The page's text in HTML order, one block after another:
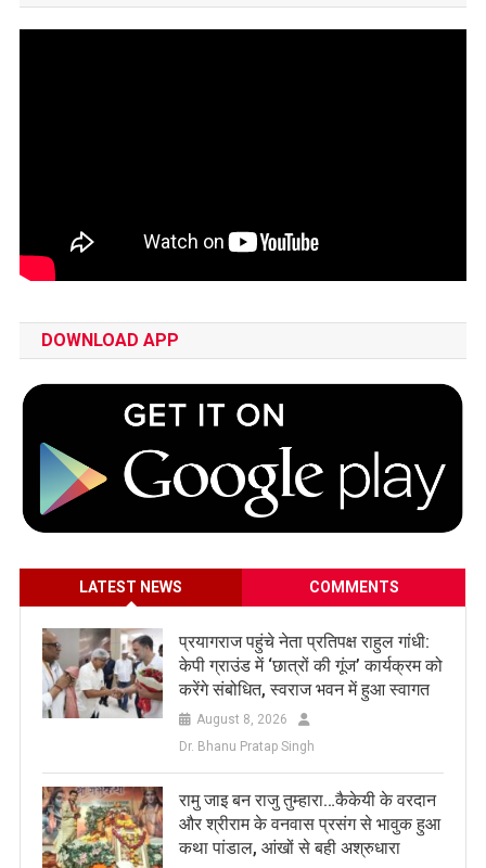
DOWNLOAD APP
LATEST NEWS COMMENTS
प्रयागराज पहुंचे नेता प्रतिपक्ष राहुल गांधी:
केपी ग्राउंड में ‘छात्रों की गूंज’ कार्यक्रम को
करेंगे संबोधित, स्वराज भवन में हुआ स्वागत
August 8, 2026
Dr. Bhanu Pratap Singh
रामु जाइ बन राजु तुम्हारा…कैकेयी के वरदान
और श्रीराम के वनवास प्रसंग से भावुक हुआ
कथा पांडाल, आंखों से बही अश्रुधारा